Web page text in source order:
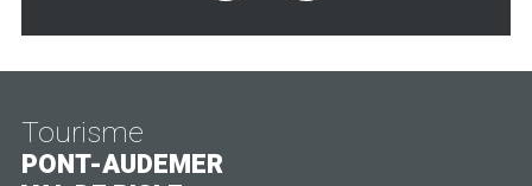
Tourisme
PONT-AUDEMER